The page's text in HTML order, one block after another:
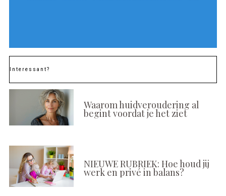
Interessant?
Waarom huidveroudering al
begint voordat je het ziet
NIEUWE RUBRIEK: Hoe houd jij
werk en privé in balans?